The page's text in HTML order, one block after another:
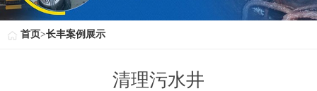
首页>长丰案例展示
清理污水井